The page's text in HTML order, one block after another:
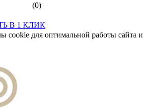
(0)
В 1 КЛИК
cookie для оптимальной работы сайта и